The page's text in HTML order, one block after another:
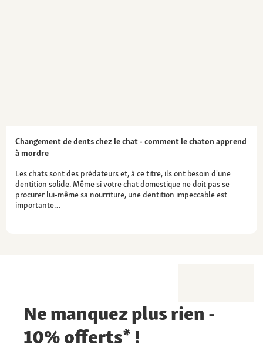
Changement de dents chez le chat - comment le chaton apprend
à mordre
Les chats sont des prédateurs et, à ce titre, ils ont besoin d'une
dentition solide. Même si votre chat domestique ne doit pas se
procurer lui-même sa nourriture, une dentition impeccable est
importante…
Ne manquez plus rien -
10% offerts* !